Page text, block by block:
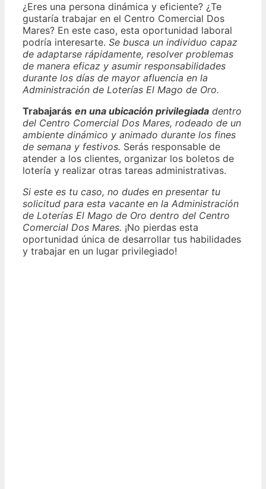
¿Eres una persona dinámica y eficiente? ¿Te
gustaría trabajar en el Centro Comercial Dos
Mares? En este caso, esta oportunidad laboral
podría interesarte. Se busca un individuo capaz
de adaptarse rápidamente, resolver problemas
de manera eficaz y asumir responsabilidades
durante los días de mayor afluencia en la
Administración de Loterías El Mago de Oro.
Trabajarás en una ubicación privilegiada dentro
del Centro Comercial Dos Mares, rodeado de un
ambiente dinámico y animado durante los fines
de semana y festivos. Serás responsable de
atender a los clientes, organizar los boletos de
lotería y realizar otras tareas administrativas.
Si este es tu caso, no dudes en presentar tu
solicitud para esta vacante en la Administración
de Loterías El Mago de Oro dentro del Centro
Comercial Dos Mares. ¡No pierdas esta
oportunidad única de desarrollar tus habilidades
y trabajar en un lugar privilegiado!